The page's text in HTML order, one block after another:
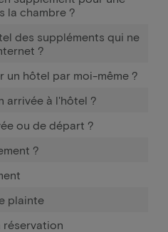
la chambre ?
des suppléments qui ne
?
un hôtel par moi-même ?
arrivée à l'hôtel ?
ou de départ ?
?
plainte
réservation